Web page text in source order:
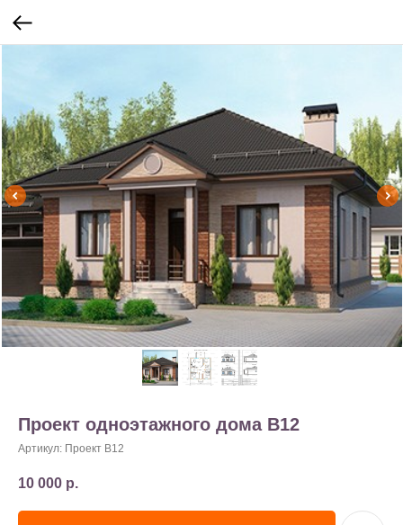
Проект одноэтажного дома B12
Артикул: Проект B12
10 000 р.